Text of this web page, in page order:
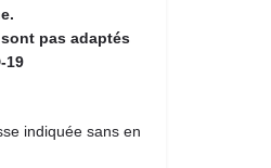
pas adaptés
19
indiquée sans en